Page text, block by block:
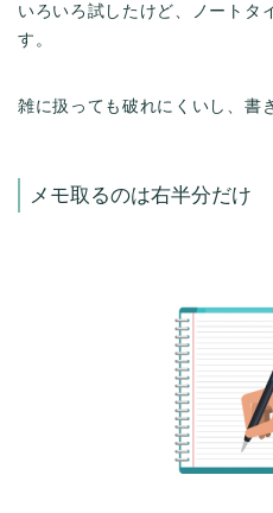
いろいろ試したけど、ノートタ
す。
雑に扱っても破れにくいし、書
メモ取るのは右半分だけ